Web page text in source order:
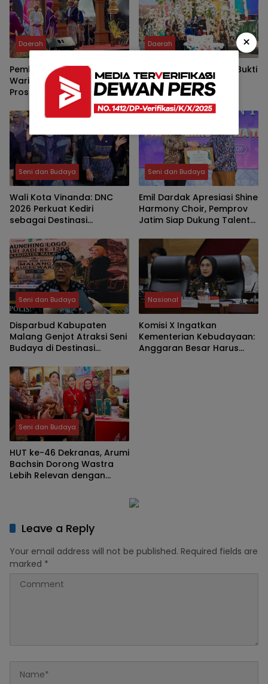
Daerah
Pemkot Kediri Lestarikan
Warisan Leluhur Lewat
Prosesi Manusuk Sima,
Perkuat Identitas Budaya
di Hari Jadi ke-1.147
Daerah
Emil Dardak: JFC 2026 Bukti
Kreativitas Dongkrak
Ekonomi Jatim
Seni dan Budaya
Wali Kota Vinanda: DNC
2026 Perkuat Kediri
sebagai Destinasi
Budaya
Seni dan Budaya
Emil Dardak Apresiasi Shine
Harmony Choir, Pemprov
Jatim Siap Dukung Talenta
Seni dan Budaya
Disparbud Kabupaten
Malang Genjot Atraksi Seni
Budaya di Destinasi
Jadi Media Pendidikan
Karakter dan Dongkrak
PAD
Nasional
Komisi X Ingatkan
Kementerian Kebudayaan:
Anggaran Besar Harus
Seni dan Budaya
HUT ke-46 Dekranas, Arumi
Bachsin Dorong Wastra
Lebih Relevan dengan
Leave a Reply
Your email address will not be published. Required fields are
marked *
×